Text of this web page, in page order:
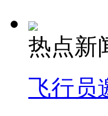
热点新
飞行员